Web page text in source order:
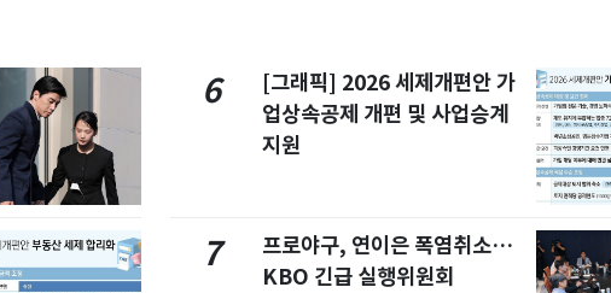
6
[그래픽] 2026 세제개편안 가
업상속공제 개편 및 사업승계
지원
7
프로야구, 연이은 폭염취소…
KBO 긴급 실행위원회